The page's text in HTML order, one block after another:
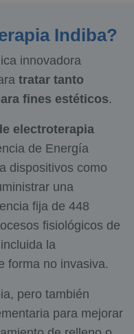
Indiba?
innovadora
tratar tanto
fines estéticos.
electroterapia
de Energía
dispositivos como
una
fija de 448
fisiológicos de
la
forma no invasiva.
pero también
para mejorar